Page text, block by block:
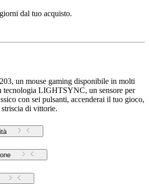
dal tuo acquisto.
un mouse gaming disponibile in molti
tecnologia LIGHTSYNC, un sensore per
con sei pulsanti, accenderai il tuo gioco,
di vittorie.